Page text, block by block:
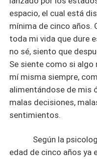
espacio, el cual está
mínima de cinco años.
toda mi vida que dure
no sé, siento que
Se siente como si
mí misma siempre,
alimentándose de mis
malas decisiones,
sentimientos.
Según la psicología
edad de cinco años ya